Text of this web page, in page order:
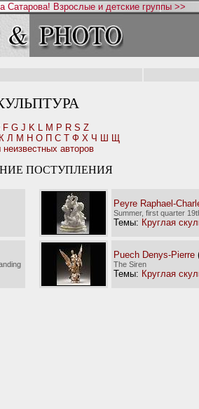
Взрослые и детские группы >>
F G J K L M P R S Z
К Л М Н О П С Т Ф Х Ч Ш Щ
неизвестных авторов
ПОСТУПЛЕНИЯ
Peyre Raphael-
Summer, first quarter
Темы: Круглая
Puech Denys-Pierre
The Siren
Темы: Круглая